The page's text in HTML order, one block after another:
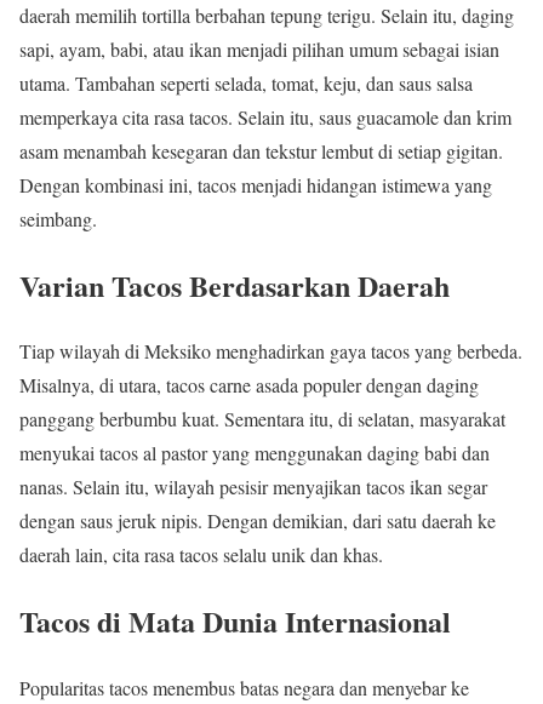
daerah memilih tortilla berbahan tepung terigu. Selain itu, daging
sapi, ayam, babi, atau ikan menjadi pilihan umum sebagai isian
utama. Tambahan seperti selada, tomat, keju, dan saus salsa
memperkaya cita rasa tacos. Selain itu, saus guacamole dan krim
asam menambah kesegaran dan tekstur lembut di setiap gigitan.
Dengan kombinasi ini, tacos menjadi hidangan istimewa yang
seimbang.
Varian Tacos Berdasarkan Daerah
Tiap wilayah di Meksiko menghadirkan gaya tacos yang berbeda.
Misalnya, di utara, tacos carne asada populer dengan daging
panggang berbumbu kuat. Sementara itu, di selatan, masyarakat
menyukai tacos al pastor yang menggunakan daging babi dan
nanas. Selain itu, wilayah pesisir menyajikan tacos ikan segar
dengan saus jeruk nipis. Dengan demikian, dari satu daerah ke
daerah lain, cita rasa tacos selalu unik dan khas.
Tacos di Mata Dunia Internasional
Popularitas tacos menembus batas negara dan menyebar ke